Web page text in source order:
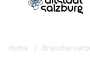
Home